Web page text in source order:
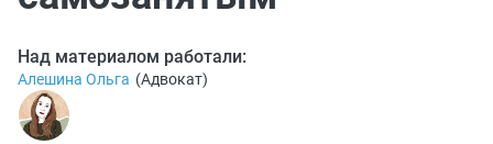
Над материалом работали:
Алешина Ольга (Адвокат)